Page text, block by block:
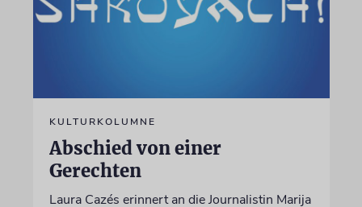
KULTURKOLUMNE
Abschied von einer
Gerechten
Laura Cazés erinnert an die Journalistin Marija